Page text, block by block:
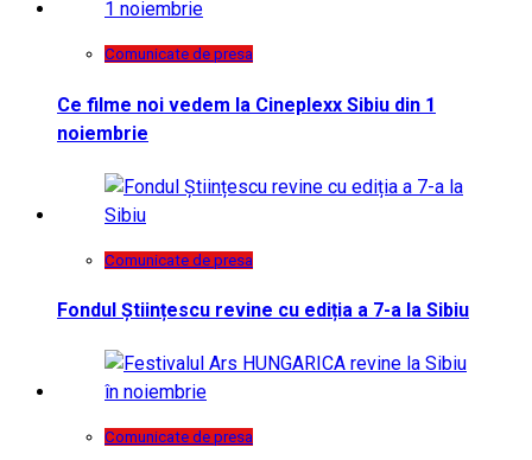
Comunicate de presa
Ce filme noi vedem la Cineplexx Sibiu din 1
noiembrie
Comunicate de presa
Fondul Științescu revine cu ediția a 7-a la Sibiu
Comunicate de presa